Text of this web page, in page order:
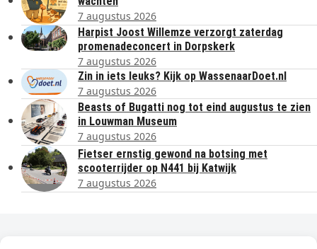
7 augustus 2026
Harpist Joost Willemze verzorgt zaterdag
promenadeconcert in Dorpskerk
7 augustus 2026
Zin in iets leuks? Kijk op WassenaarDoet.nl
7 augustus 2026
Beasts of Bugatti nog tot eind augustus te zien
in Louwman Museum
7 augustus 2026
Fietser ernstig gewond na botsing met
scooterrijder op N441 bij Katwijk
7 augustus 2026